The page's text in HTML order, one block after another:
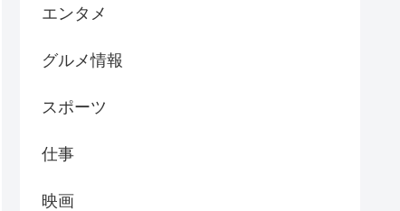
エンタメ
グルメ情報
スポーツ
仕事
映画